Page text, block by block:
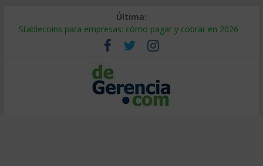
Última:
Stablecoins para empresas: cómo pagar y cobrar en 2026
Despido silencioso: qué es y por qué sale tan caro
IA en selección de personal: cómo auditarla a tiempo
Trabajo forzoso en la cadena de suministro: qué hacer
Mercado hispano de EE. UU.: cómo segmentarlo y venderle